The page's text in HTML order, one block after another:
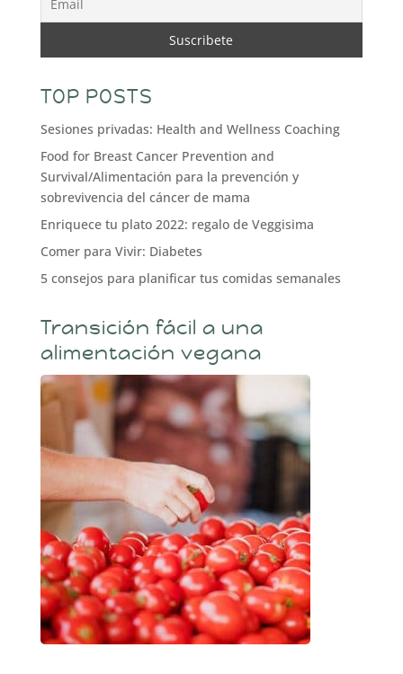
TOP POSTS
Sesiones privadas: Health and Wellness Coaching
Food for Breast Cancer Prevention and
Survival/Alimentación para la prevención y
sobrevivencia del cáncer de mama
Enriquece tu plato 2022: regalo de Veggisima
Comer para Vivir: Diabetes
5 consejos para planificar tus comidas semanales
Transición fácil a una
alimentación vegana